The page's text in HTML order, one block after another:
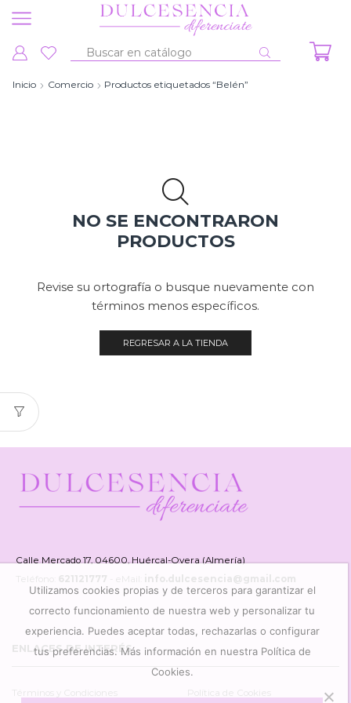
Entrada
búsqueda
Inicio Comercio Productos etiquetados “Belén”
NO SE ENCONTRARON
PRODUCTOS
Revise su ortografía o busque nuevamente con
términos menos específicos.
REGRESAR A LA TIENDA
Calle Mercado 17, 04600, Huércal-Overa (Almería)
Teléfono: 621121777 info.dulcesencia@gmail.com
ENLACES DE INTERÉS
Términos y Condiciones Política de Cookies
Utilizamos cookies propias y de terceros para garantizar el
correcto funcionamiento de nuestra web y personalizar tu
experiencia. Puedes aceptar todas, rechazarlas o configurar
tus preferencias. Más información en nuestra Política de
Cookies.